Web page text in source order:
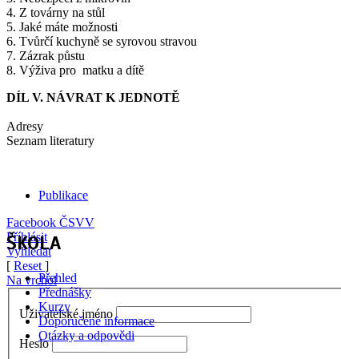
4. Z továrny na stůl
5. Jaké máte možnosti
6. Tvůrčí kuchyně se syrovou stravou
7. Zázrak půstu
8. Výživa pro matku a dítě
DÍL V. NÁVRAT K JEDNOTĚ
Adresy
Seznam literatury
Publikace
ŠKOLA
Přehled
Přednášky
Kurzy
Doporučené informace
Otázky a odpovědi
Facebook ČSVV
Příhlásit
Vyhledat
[ Reset ]
Na vrchol
Uživatelské jméno
Heslo